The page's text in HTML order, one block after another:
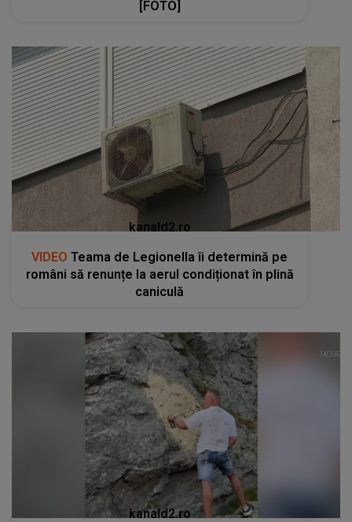
[FOTO]
kanald2.ro
VIDEO Teama de Legionella îi determină pe
români să renunțe la aerul condiționat în plină
caniculă
kanald2.ro